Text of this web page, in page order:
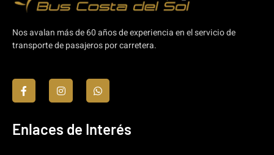
Nos avalan más de 60 años de experiencia en el servicio de
transporte de pasajeros por carretera.
Enlaces de Interés